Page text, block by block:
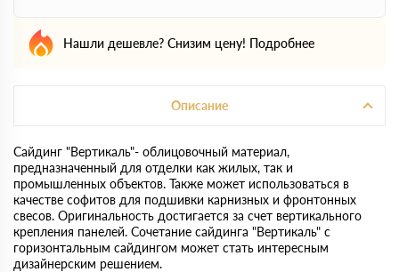
Нашли дешевле? Снизим цену! Подробнее
Описание
Сайдинг "Вертикаль"- облицовочный материал,
предназначенный для отделки как жилых, так и
промышленных объектов. Также может использоваться в
качестве софитов для подшивки карнизных и фронтонных
свесов. Оригинальность достигается за счет вертикального
крепления панелей. Сочетание сайдинга "Вертикаль" с
горизонтальным сайдингом может стать интересным
дизайнерским решением.